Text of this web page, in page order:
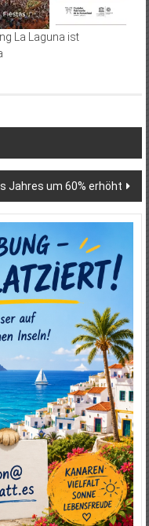
La Laguna ist
Jahres um 60% erhöht